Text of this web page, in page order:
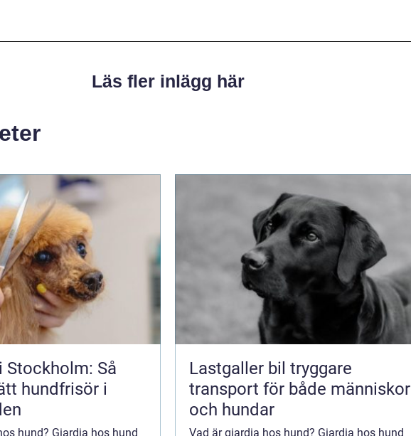
Läs fler inlägg här
Stockholm: Så
hundfrisör i
hund? Giardia hos hund
Lastgaller bil tryggare
transport för både människor
och hundar
Vad är giardia hos hund? Giardia hos hund